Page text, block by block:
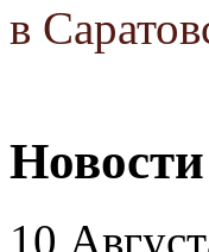
в
Новости
10